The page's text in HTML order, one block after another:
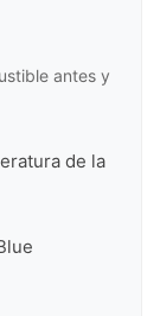
antes y
de la